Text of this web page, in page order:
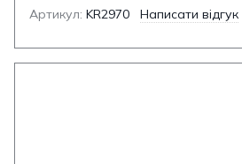
Артикул: KR2970 Написати відгук